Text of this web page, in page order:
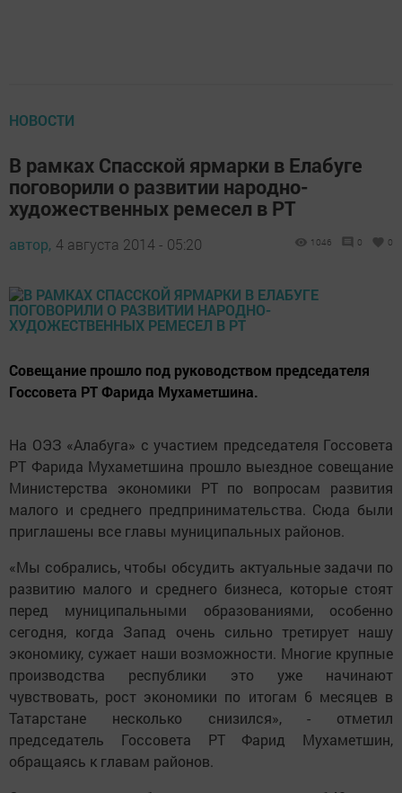
НОВОСТИ
В рамках Спасской ярмарки в Елабуге
поговорили о развитии народно-
художественных ремесел в РТ
автор, 4 августа 2014 - 05:20 1046 0 0
Совещание прошло под руководством председателя
Госсовета РТ Фарида Мухаметшина.
На ОЭЗ «Алабуга» с участием председателя Госсовета
РТ Фарида Мухаметшина прошло выездное совещание
Министерства экономики РТ по вопросам развития
малого и среднего предпринимательства. Сюда были
приглашены все главы муниципальных районов.
«Мы собрались, чтобы обсудить актуальные задачи по
развитию малого и среднего бизнеса, которые стоят
перед муниципальными образованиями, особенно
сегодня, когда Запад очень сильно третирует нашу
экономику, сужает наши возможности. Многие крупные
производства республики это уже начинают
чувствовать, рост экономики по итогам 6 месяцев в
Татарстане несколько снизился», - отметил
председатель Госсовета РТ Фарид Мухаметшин,
обращаясь к главам районов.